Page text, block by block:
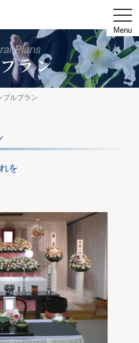
Plans
ラン
プルプラン
を